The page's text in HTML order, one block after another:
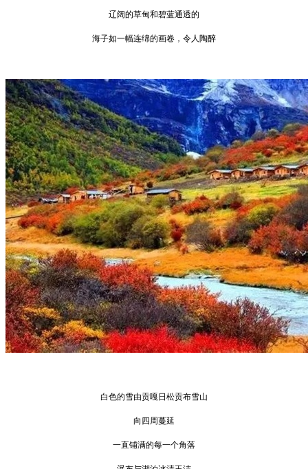
辽阔的草甸和碧蓝通透的
海子如一幅连绵的画卷，令人陶醉
白色的雪由贡嘎日松贡布雪山
向四周蔓延
一直铺满的每一个角落